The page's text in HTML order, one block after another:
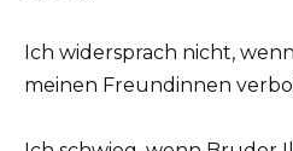
Ich widersprach nicht,
meinen Freundinnen